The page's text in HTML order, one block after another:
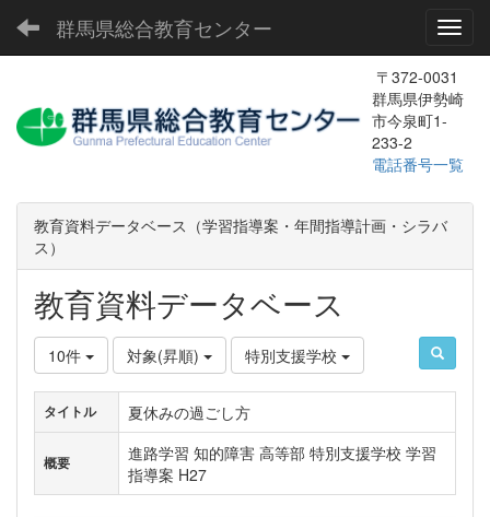
群馬県総合教育センター
〒372-0031
群馬県伊勢崎
市今泉町1-
233-2
電話番号一覧
教育資料データベース（学習指導案・年間指導計画・シラバ
ス）
教育資料データベース
10件 対象(昇順) 特別支援学校
タイトル 夏休みの過ごし方
概要
進路学習 知的障害 高等部 特別支援学校 学習
指導案 H27